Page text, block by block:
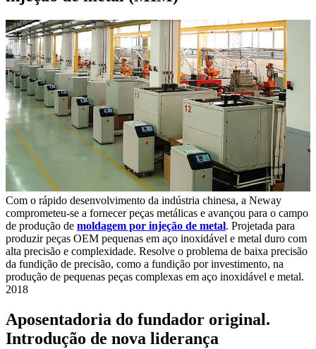
Com o rápido desenvolvimento da indústria chinesa, a Neway
comprometeu-se a fornecer peças metálicas e avançou para o campo
de produção de moldagem por injeção de metal. Projetada para
produzir peças OEM pequenas em aço inoxidável e metal duro com
alta precisão e complexidade. Resolve o problema de baixa precisão
da fundição de precisão, como a fundição por investimento, na
produção de pequenas peças complexas em aço inoxidável e metal.
2018
Aposentadoria do fundador original.
Introdução de nova liderança